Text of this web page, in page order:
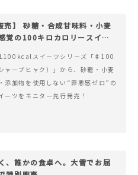
】 砂糖・合成甘味料・小麦
覚の100キロカロリースイー
スイーツシリーズ「♯100
シャープヒャク）」から、砂糖・小麦
添加物を使用しない“罪悪感ゼロ”の
ーツをモニター先行発売！
、誰かの食卓へ。大雪でお届